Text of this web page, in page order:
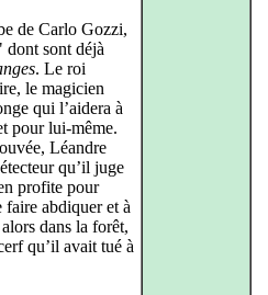
de Carlo Gozzi,
dont sont déjà
. Le roi
le magicien
qui l’aidera à
pour lui-même.
Léandre
qu’il juge
profite pour
faire abdiquer et à
dans la forêt,
qu’il avait tué à